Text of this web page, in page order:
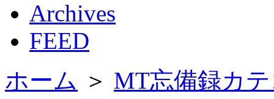
Archives
FEED
ホーム ＞ MT忘備録カ